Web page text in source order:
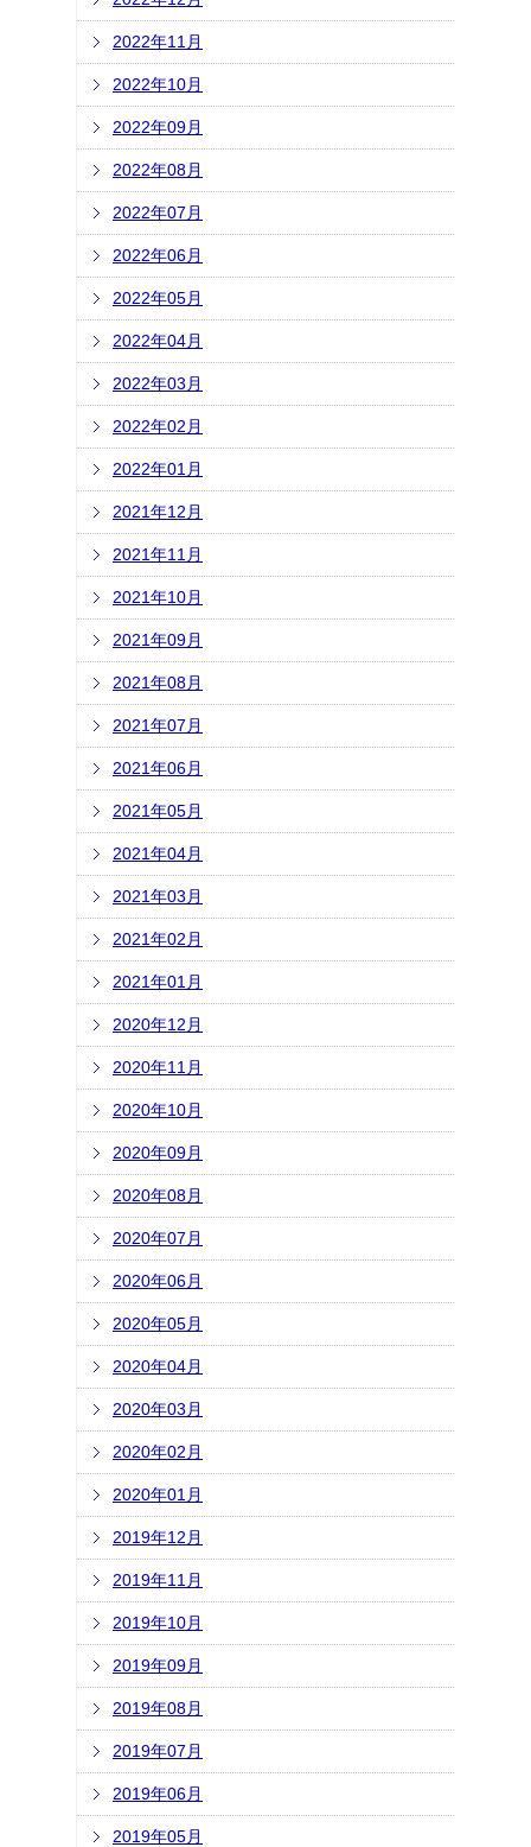
2022年11月
2022年10月
2022年09月
2022年08月
2022年07月
2022年06月
2022年05月
2022年04月
2022年03月
2022年02月
2022年01月
2021年12月
2021年11月
2021年10月
2021年09月
2021年08月
2021年07月
2021年06月
2021年05月
2021年04月
2021年03月
2021年02月
2021年01月
2020年12月
2020年11月
2020年10月
2020年09月
2020年08月
2020年07月
2020年06月
2020年05月
2020年04月
2020年03月
2020年02月
2020年01月
2019年12月
2019年11月
2019年10月
2019年09月
2019年08月
2019年07月
2019年06月
2019年05月